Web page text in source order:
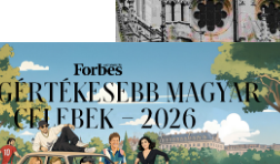
Politika